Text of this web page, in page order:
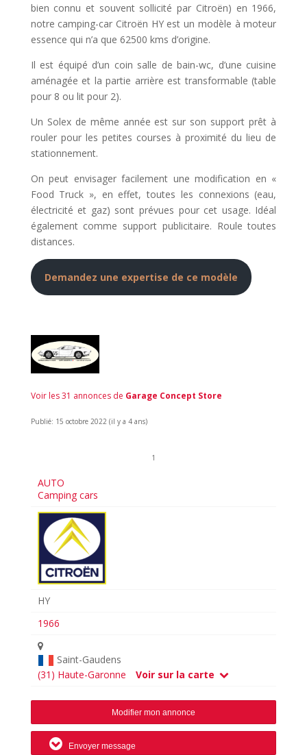
bien connu et souvent sollicité par Citroën) en 1966,
notre camping-car Citroën HY est un modèle à moteur
essence qui n’a que 62500 kms d’origine.
Il est équipé d’un coin salle de bain-wc, d’une cuisine
aménagée et la partie arrière est transformable (table
pour 8 ou lit pour 2).
Un Solex de même année est sur son support prêt à
rouler pour les petites courses à proximité du lieu de
stationnement.
On peut envisager facilement une modification en «
Food Truck », en effet, toutes les connexions (eau,
électricité et gaz) sont prévues pour cet usage. Idéal
également comme support publicitaire. Roule toutes
distances.
Demandez une expertise de ce modèle
Voir les 31 annonces de Garage Concept Store
Publié: 15 octobre 2022 (il y a 4 ans)
1
AUTO
Camping cars
HY
1966
Saint-Gaudens
(31) Haute-Garonne
Voir sur la carte
Modifier mon annonce
Envoyer message